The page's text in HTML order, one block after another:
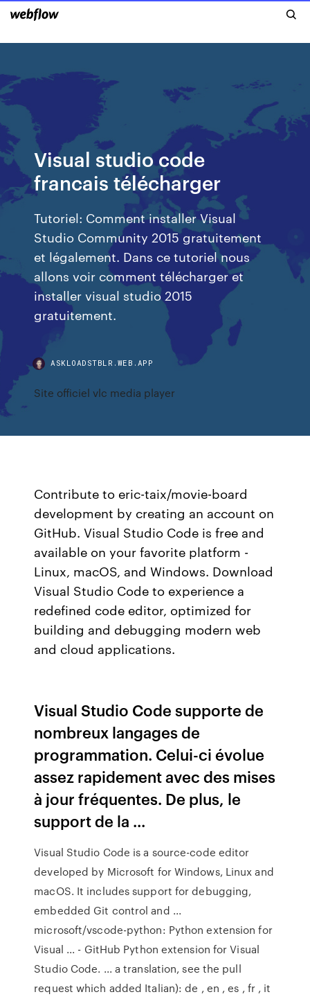
Visual studio code
francais télécharger
Tutoriel: Comment installer Visual
Studio Community 2015 gratuitement
et légalement. Dans ce tutoriel nous
allons voir comment télécharger et
installer visual studio 2015
gratuitement.
ASKLOADSTBLR.WEB.APP
Site officiel vlc media player
Contribute to eric-taix/movie-board
development by creating an account on
GitHub. Visual Studio Code is free and
available on your favorite platform -
Linux, macOS, and Windows. Download
Visual Studio Code to experience a
redefined code editor, optimized for
building and debugging modern web
and cloud applications.
Visual Studio Code supporte de
nombreux langages de
programmation. Celui-ci évolue
assez rapidement avec des mises
à jour fréquentes. De plus, le
support de la ...
Visual Studio Code is a source-code editor
developed by Microsoft for Windows, Linux and
macOS. It includes support for debugging,
embedded Git control and ...
microsoft/vscode-python: Python extension for
Visual ... - GitHub Python extension for Visual
Studio Code. ... a translation, see the pull
request which added Italian): de , en , es , fr , it